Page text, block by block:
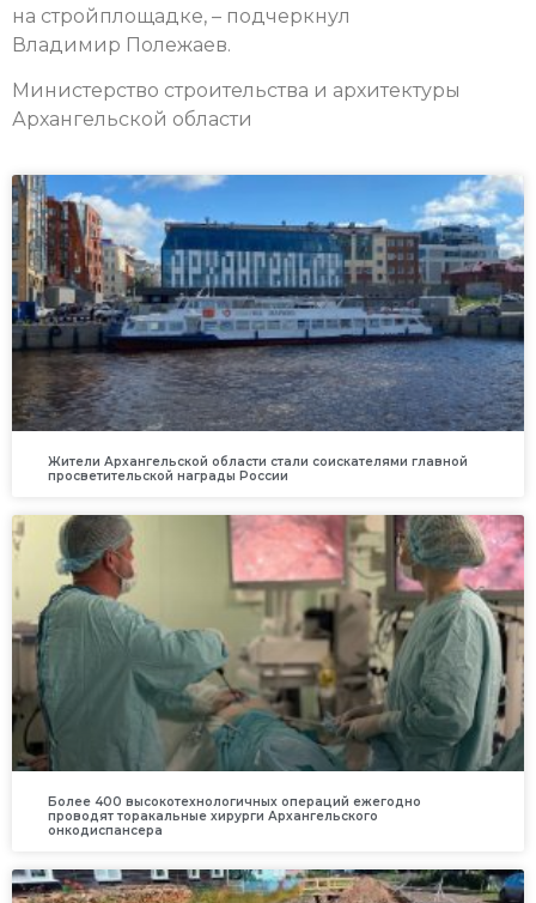
на стройплощадке, – подчеркнул
Владимир Полежаев.
Министерство строительства и архитектуры
Архангельской области
Жители Архангельской области стали соискателями главной
просветительской награды России
Более 400 высокотехнологичных операций ежегодно
проводят торакальные хирурги Архангельского
онкодиспансера